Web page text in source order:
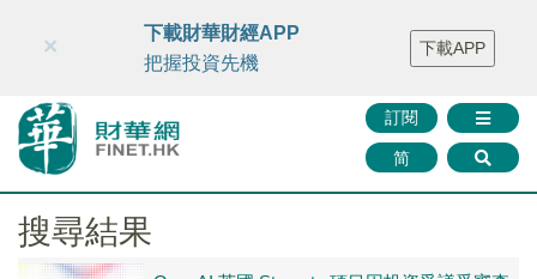
財華智庫網 FINTV FINMETA 財華證券 媒體矩陣
智庫沙龍
聯絡我們
訂閱
简
×
下載財華財經APP
把握投資先機
下載APP
搜尋結果